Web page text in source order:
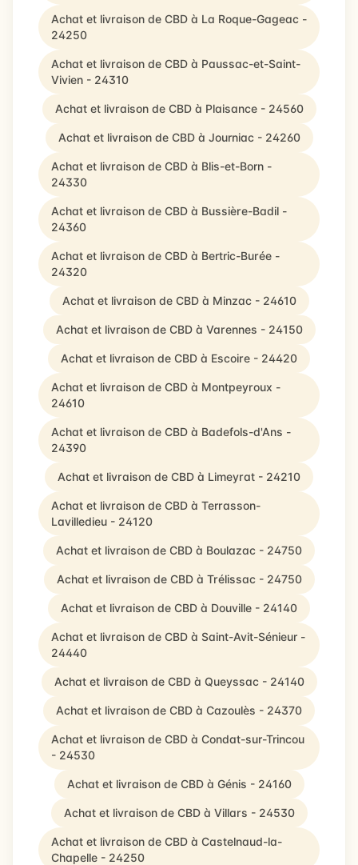
Achat et livraison de CBD à La Roque-Gageac -
24250
Achat et livraison de CBD à Paussac-et-Saint-
Vivien - 24310
Achat et livraison de CBD à Plaisance - 24560
Achat et livraison de CBD à Journiac - 24260
Achat et livraison de CBD à Blis-et-Born -
24330
Achat et livraison de CBD à Bussière-Badil -
24360
Achat et livraison de CBD à Bertric-Burée -
24320
Achat et livraison de CBD à Minzac - 24610
Achat et livraison de CBD à Varennes - 24150
Achat et livraison de CBD à Escoire - 24420
Achat et livraison de CBD à Montpeyroux -
24610
Achat et livraison de CBD à Badefols-d'Ans -
24390
Achat et livraison de CBD à Limeyrat - 24210
Achat et livraison de CBD à Terrasson-
Lavilledieu - 24120
Achat et livraison de CBD à Boulazac - 24750
Achat et livraison de CBD à Trélissac - 24750
Achat et livraison de CBD à Douville - 24140
Achat et livraison de CBD à Saint-Avit-Sénieur -
24440
Achat et livraison de CBD à Queyssac - 24140
Achat et livraison de CBD à Cazoulès - 24370
Achat et livraison de CBD à Condat-sur-Trincou
- 24530
Achat et livraison de CBD à Génis - 24160
Achat et livraison de CBD à Villars - 24530
Achat et livraison de CBD à Castelnaud-la-
Chapelle - 24250